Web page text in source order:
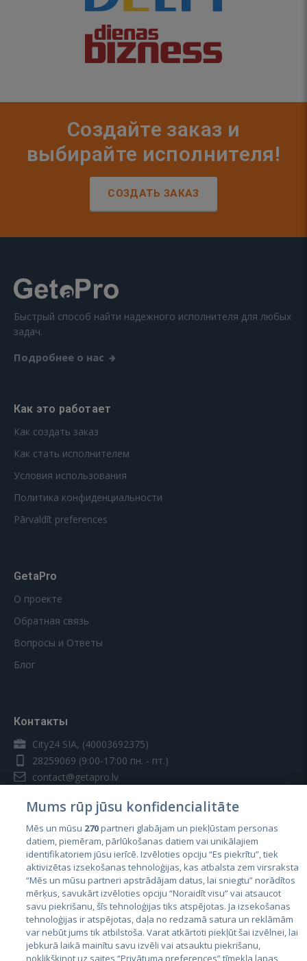
Создайте заказ и
выбирайте исполнителя!
СОЗДАТЬ ЗАКАЗ
Быстрый способ найти надежного исполнителя для любых
задач.
Подробнее о нас
Как это работает
Как создать заказ
Как стать исполнителем
Условия использования
Политика конфиденциальности
Pārvaldīt preferences
GetaPro
О проекте
Обратная связь
Вопросы и Ответы
Блог
Контакты
City24 SIA, (40003692375)
28259069 (9:00-17:00 пн. - пт.)
contact@getapro.lv
Страны
Эстония
Латвия
Литва
Mums rūp jūsu konfidencialitāte
Mēs un mūsu 270partneri glabājam un piekļūstam personas
datiem, piemēram, pārlūkošanas datiem vai unikālajiem
identifikatoriem jūsu ierīcē. Izvēloties opciju “Es piekrītu”, tiek
aktivizētas izsekošanas tehnoloģijas, kas atbalsta zem virsraksta
“Mēs un mūsu partneri apstrādājam datus, lai sniegtu” norādītos
mērķus, savukārt izvēloties opciju “Noraidīt visu” vai atsaucot
savu piekrišanu, šīs tehnoloģijas tiks atspējotas. Ja izsekošanas
tehnoloģijas ir atspējotas, daļa no redzamā satura un reklāmām
var nebūt jums tik atbilstoša. Varat atkārtoti piekļūt šai izvēlnei, lai
jebkurā laikā mainītu savu izvēli vai atsauktu piekrišanu,
noklikšķinot uz saites “Privātuma preferences” tīmekļa lapas